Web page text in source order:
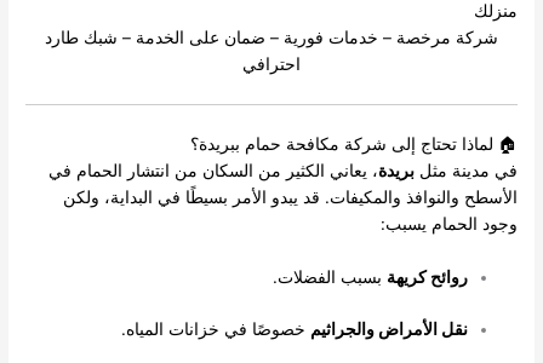
منزلك
شركة مرخصة – خدمات فورية – ضمان على الخدمة – شبك طارد
احترافي
🏠 لماذا تحتاج إلى شركة مكافحة حمام ببريدة؟
في مدينة مثلبريدة، يعاني الكثير من السكان من انتشار الحمام في
الأسطح والنوافذ والمكيفات. قد يبدو الأمر بسيطًا في البداية، ولكن
وجود الحمام يسبب:
روائح كريهة بسبب الفضلات.
نقل الأمراض والجراثيم خصوصًا في خزانات المياه.